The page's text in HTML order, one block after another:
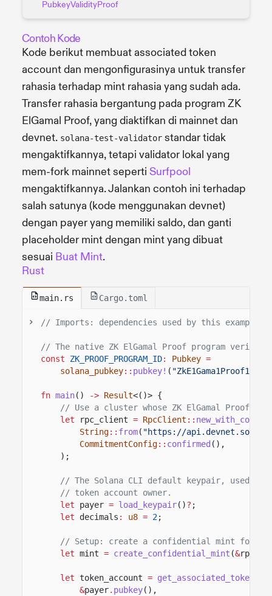
PubkeyValidityProof
Contoh Kode
Kode berikut membuat associated token
account dan mengonfigurasinya untuk transfer
rahasia terhadap mint rahasia yang sudah ada.
Transfer rahasia bergantung pada program ZK
ElGamal Proof, yang diaktifkan di mainnet dan
devnet. solana-test-validator standar tidak
mengaktifkannya, tetapi validator lokal yang
mem-fork mainnet seperti Surfpool
mengaktifkannya. Jalankan contoh ini terhadap
salah satunya (kode menggunakan devnet)
dengan payer yang memiliki saldo, dan ganti
placeholder mint dengan mint yang dibuat
sesuai Buat Mint.
Rust
main.rs Cargo.toml
// Imports: dependencies used by this example.
// The native ZK ElGamal Proof program
const
ZK_PROOF_PROGRAM_ID: Pubkey =
solana_pubkey:: pubkey! (
fn main() -> Result<()> {
// Use a cluster whose ZK ElGamal Proof
let
rpc_client = RpcClient ::
String:: from( "https://
CommitmentConfig:: confirmed (),
);
// The Solana CLI default keypair, used
// token account owner.
let
payer = load_keypair()? ;
let
decimals : u8 = 2;
// Setup: create a confidential mint for
let mint = create_confidential_mint (&
let token_account =
&payer. pubkey(),